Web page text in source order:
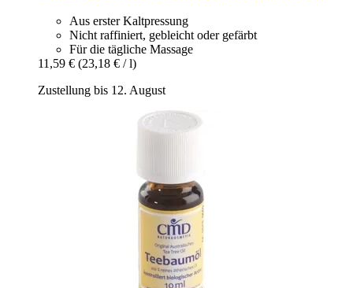
Aus erster Kaltpressung
Nicht raffiniert, gebleicht oder gefärbt
Für die tägliche Massage
11,59 € (23,18 € / l)
Zustellung bis 12. August